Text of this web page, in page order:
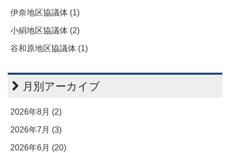
伊奈地区協議体 (1)
小絹地区協議体 (2)
谷和原地区協議体 (1)
月別アーカイブ
2026年8月 (2)
2026年7月 (3)
2026年6月 (20)